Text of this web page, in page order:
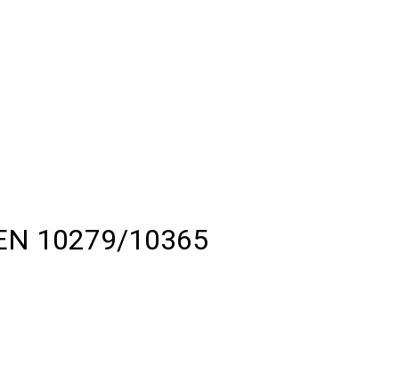
10279/10365